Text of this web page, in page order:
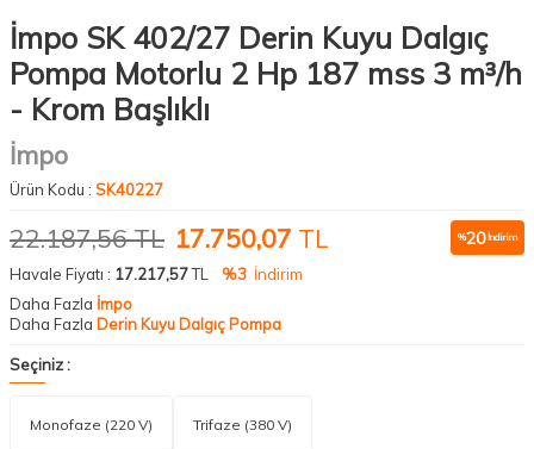
İmpo SK 402/27 Derin Kuyu Dalgıç
Pompa Motorlu 2 Hp 187 mss 3 m³/h
- Krom Başlıklı
İmpo
Ürün Kodu : SK40227
22.187,56TL 17.750,07 TL %20İndirim
Havale Fiyatı : 17.217,57TL %3 İndirim
Daha Fazla İmpo
Daha Fazla Derin Kuyu Dalgıç Pompa
Seçiniz :
Monofaze (220 V) Trifaze (380 V)